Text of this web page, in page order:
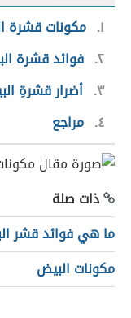
١ مكونات قشرة
٢ فوائد قشرة
٣ أضرار قشرةِ
٤ مراجع
ذات صلة
ما هي فوائد قشر
مكونات البيض